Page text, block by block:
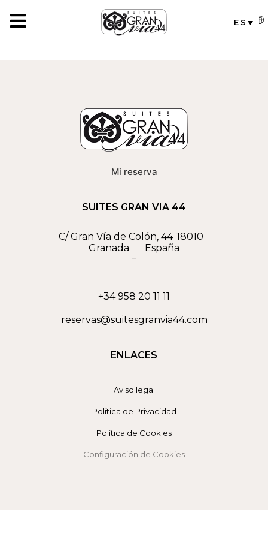
ES
Mi reserva
SUITES GRAN VIA 44
C/ Gran Vía de Colón, 44 18010
Granada
–
España
+34 958 20 11 11
reservas@suitesgranvia44.com
ENLACES
Aviso legal
Política de Privacidad
Política de Cookies
Configuración de Cookies